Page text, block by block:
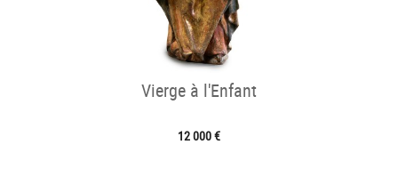
Vierge à l'Enfant
12 000 €